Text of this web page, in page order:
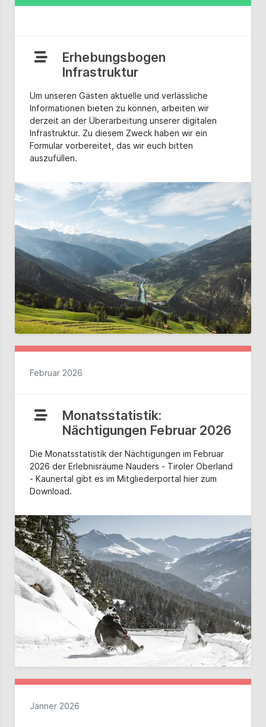
Erhebungsbogen
Infrastruktur
Um unseren Gästen aktuelle und verlässliche
Informationen bieten zu können, arbeiten wir
derzeit an der Überarbeitung unserer digitalen
Infrastruktur. Zu diesem Zweck haben wir ein
Formular vorbereitet, das wir euch bitten
auszufüllen.
Februar 2026
Monatsstatistik:
Nächtigungen Februar 2026
Die Monatsstatistik der Nächtigungen im Februar
2026 der Erlebnisräume Nauders - Tiroler Oberland
- Kaunertal gibt es im Mitgliederportal hier zum
Download.
Jänner 2026